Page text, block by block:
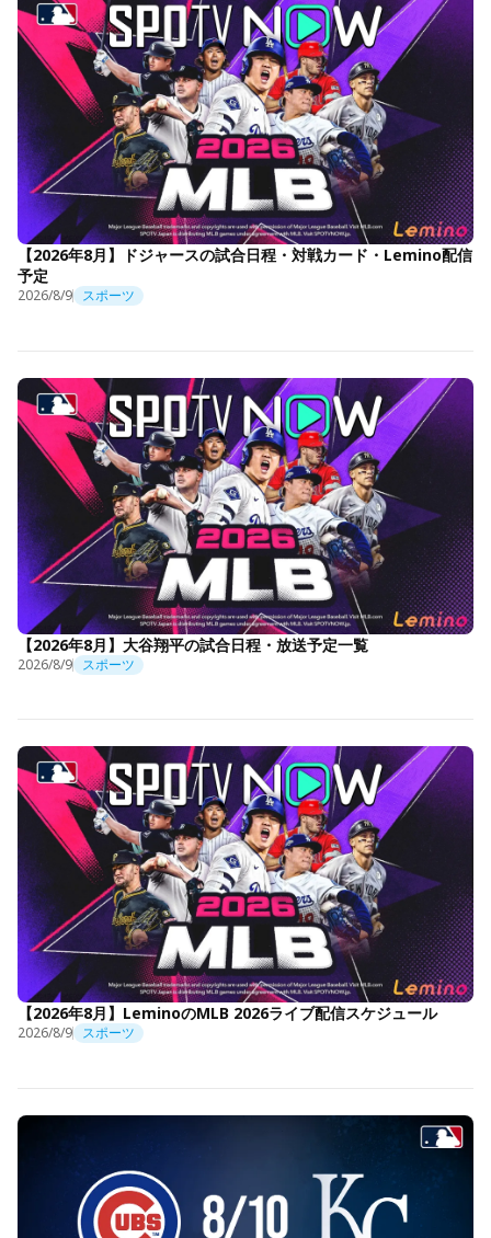
【2026年8月】ドジャースの試合日程・対戦カード・Lemino配信
予定
2026/8/9 スポーツ
【2026年8月】大谷翔平の試合日程・放送予定一覧
2026/8/9 スポーツ
【2026年8月】LeminoのMLB 2026ライブ配信スケジュール
2026/8/9 スポーツ